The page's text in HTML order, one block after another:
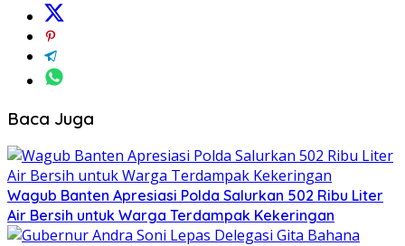
Baca Juga
Wagub Banten Apresiasi Polda Salurkan 502 Ribu Liter
Air Bersih untuk Warga Terdampak Kekeringan